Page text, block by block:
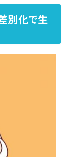
別化で生